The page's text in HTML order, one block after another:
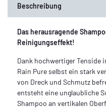
Beschreibung
Das herausragende
Reinigungseffekt!
Dank hochwertiger Tenside
Rain Pure selbst ein stark
von Dreck und Schmutz
entsteht eine unglaubliche
Shampoo an vertikalen